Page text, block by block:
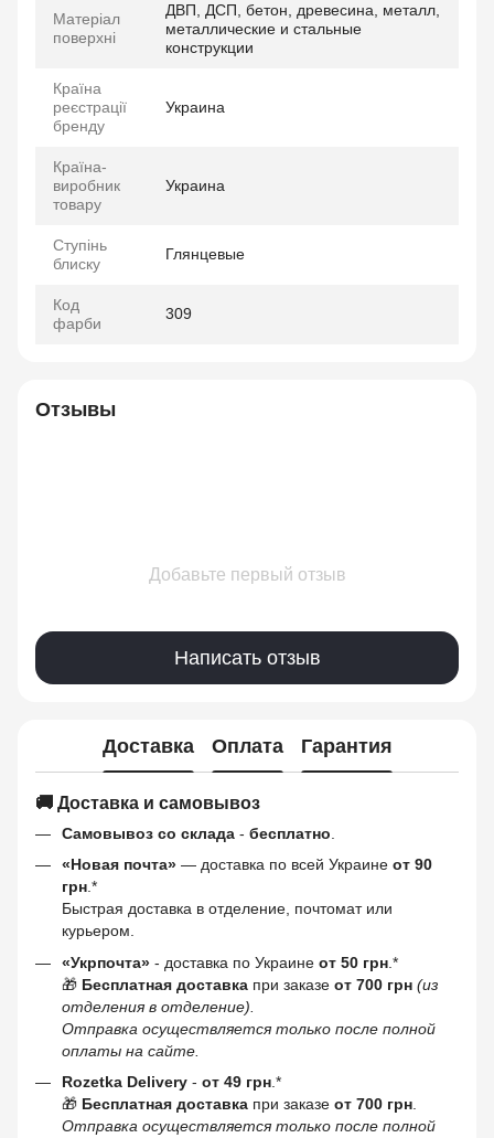
Матеріал
поверхні
ДВП, ДСП, бетон, древесина, металл,
металлические и стальные
конструкции
Країна
реєстрації
бренду
Украина
Країна-
виробник
товару
Украина
Ступінь
блиску
Глянцевые
Код
фарби
309
Отзывы
Добавьте первый отзыв
Написать отзыв
Доставка Оплата Гарантия
🚚 Доставка и самовывоз
Самовывоз со склада - бесплатно
«Новая почта» — доставка по всей Украине от 90
грн.*
Быстрая доставка в отделение, почтомат или
курьером.
«Укрпочта» - доставка по Украине от 50 грн .*
🎁 Бесплатная доставка при заказе от 700 грн (из
отделения в отделение).
Отправка осуществляется только после полной
оплаты на сайте.
Rozetka Delivery - от 49 грн .*
🎁 Бесплатная доставка при заказе от 700 грн
Отправка осуществляется только после полной